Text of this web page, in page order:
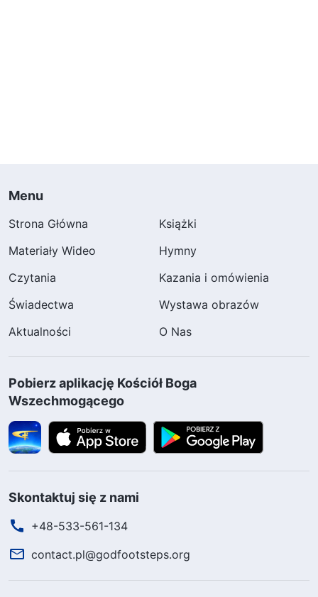
Menu
Strona Główna
Książki
Materiały Wideo
Hymny
Czytania
Kazania i omówienia
Świadectwa
Wystawa obrazów
Aktualności
O Nas
Pobierz aplikację Kościół Boga
Wszechmogącego
Skontaktuj się z nami
+48-533-561-134
contact.pl@godfootsteps.org